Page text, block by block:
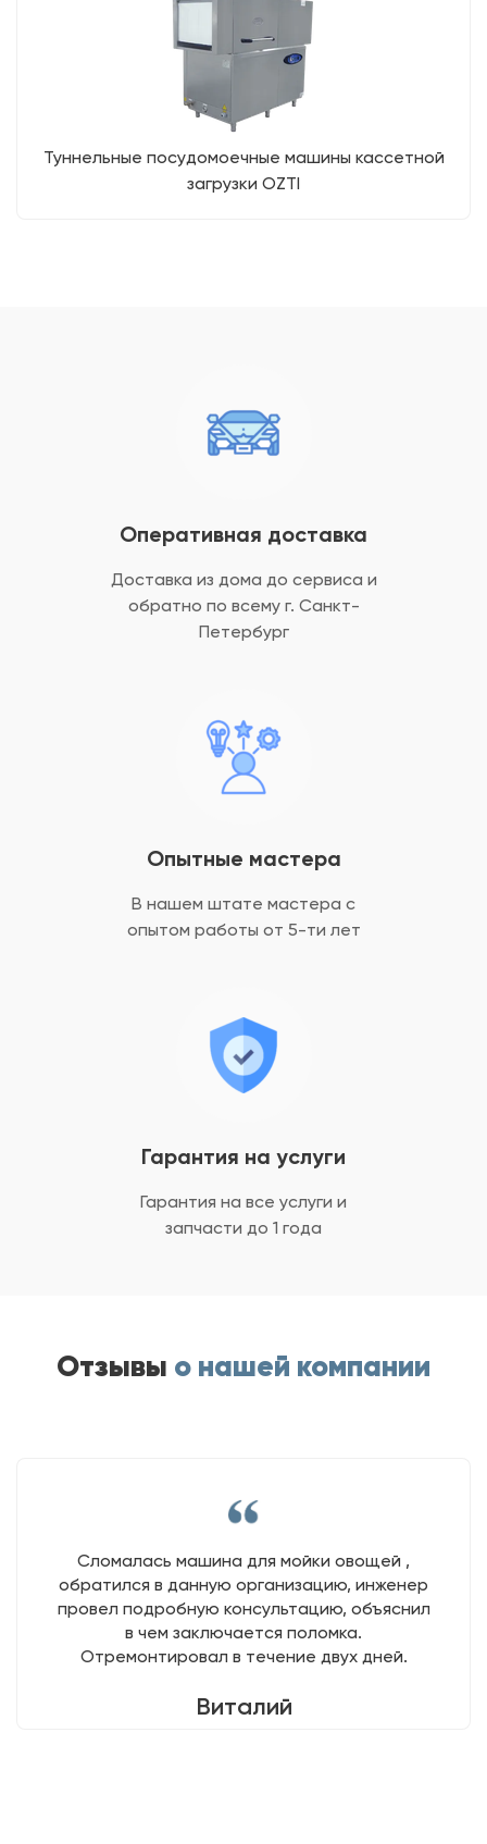
Туннельные посудомоечные машины кассетной
загрузки OZTI
Оперативная доставка
Доставка из дома до сервиса и
обратно по всему г. Санкт-
Петербург
Гарантия на услуги
Гарантия на все услуги и
запчасти до 1 года
Опытные мастера
В нашем штате мастера с
опытом работы от 5-ти лет
Отзывы о нашей компании
Сломалась машина для мойки овощей ,
обратился в данную организацию, инженер
провел подробную консультацию, объяснил
в чем заключается поломка.
Отремонтировал в течение двух дней.
Виталий